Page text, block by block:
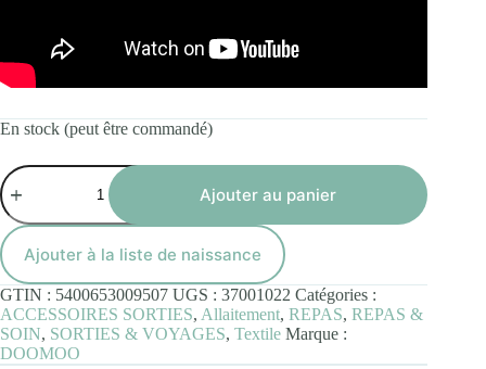
En stock (peut être commandé)
quantité
de
Mom'n
Play
Pink
Doomoo
-
Tablier
d'Allaitement
Ajouter au panier
Ajouter à la liste de naissance
GTIN : 5400653009507 UGS : 37001022 Catégories :
ACCESSOIRES SORTIES, Allaitement, REPAS, REPAS &
SOIN, SORTIES & VOYAGES, Textile Marque :
DOOMOO